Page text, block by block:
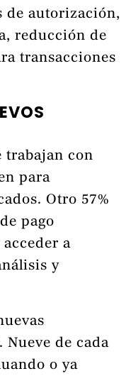
de autorización,
reducción de
transacciones
trabajan con
para
Otro 57%
pago
a
y
Nueve de cada
o ya